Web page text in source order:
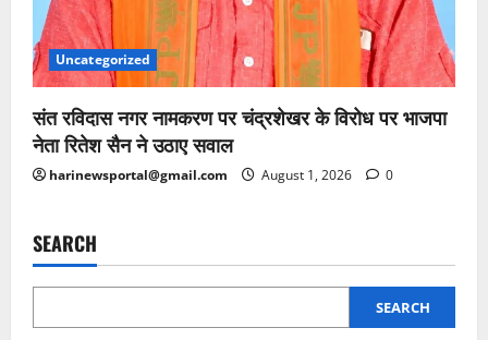
Uncategorized
संत रविदास नगर नामकरण पर चंद्रशेखर के विरोध पर भाजपा
नेता रितेश सैन ने उठाए सवाल
harinewsportal@gmail.com August 1, 2026 0
SEARCH
SEARCH